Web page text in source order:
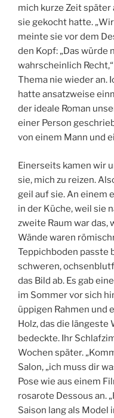
mich kurze Zeit
sie gekocht hatte.
meinte sie vor dem
den Kopf: „Das würde
wahrscheinlich
Thema nie wieder an.
hatte ansatzweise
der ideale Roman
einer Person
von einem Mann und
Einerseits kamen wir
sie, mich zu reizen.
geil auf sie. An einem
in der Küche, weil sie
zweite Raum war das,
Wände waren
Teppichboden passte
schweren,
das Bild ab. Es gab
im Sommer vor sich
üppigen Rahmen und
Holz, das die
bedeckte. Ihr
Wochen später.
Salon, „ich muss dir
Pose wie aus einem
rosarote Dessous an.
Saison lang als Model